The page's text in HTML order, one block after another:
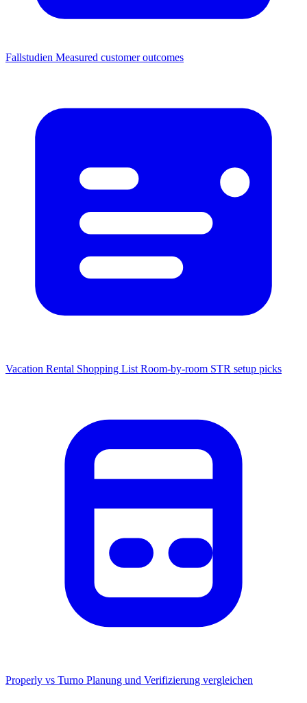
Fallstudien Measured customer outcomes
Vacation Rental Shopping List Room-by-room STR setup picks
Properly vs Turno Planung und Verifizierung vergleichen